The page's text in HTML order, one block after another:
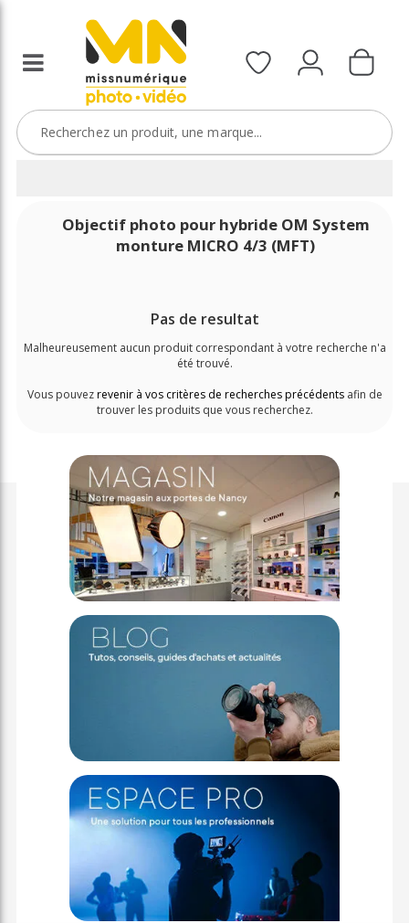
Objectif photo pour hybride OM System
monture MICRO 4/3 (MFT)
Pas de resultat
Malheureusement aucun produit correspondant à votre recherche n'a
été trouvé.
Vous pouvezrevenir à vos critères de recherches précédentsafin de
trouver les produits que vous recherchez.